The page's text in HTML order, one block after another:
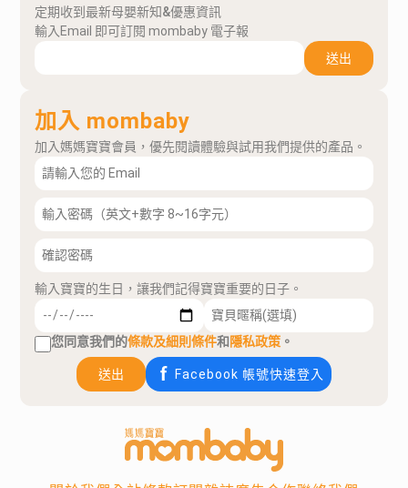
定期收到最新母嬰新知&優惠資訊
輸入Email 即可訂閱 mombaby 電子報
送出
加入 mombaby
加入媽媽寶寶會員，優先閱讀體驗與試用我們提供的產品。
輸入寶寶的生日，讓我們記得寶寶重要的日子。
您同意我們的條款及細則條件和隱私政策 。
送出 Facebook 帳號快速登入